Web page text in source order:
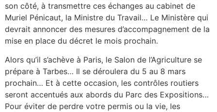
son côté, à transmettre ces échanges au cabinet de
Muriel Pénicaut, la Ministre du Travail… Le Ministère qui
devrait annoncer des mesures d’accompagnement de la
mise en place du décret le mois prochain.
Alors qu’il s’achève à Paris, le Salon de l’Agriculture se
prépare à Tarbes… Il se déroulera du 5 au 8 mars
prochain… Et à cette occasion, les contrôles routiers
seront accentués aux abords du Parc des Expositions…
Pour éviter de perdre votre permis ou la vie, les